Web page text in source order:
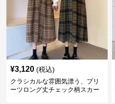
¥3,120 (税込)
クラシカルな雰囲気漂う、プリ
ーツロング丈チェック柄スカー